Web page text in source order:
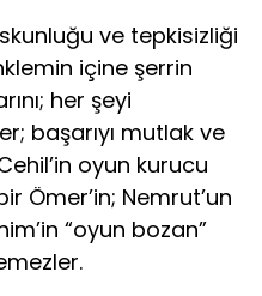
ve tepkisizliği
içine şerrin
her şeyi
başarıyı mutlak ve
oyun kurucu
Ömer’in; Nemrut’un
“oyun bozan”